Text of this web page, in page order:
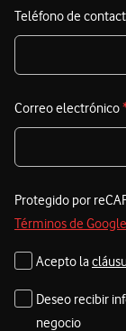
Teléfono de
Correo electrónico
Protegido por
Términos de Google
Acepto la
Deseo recibir
negocio